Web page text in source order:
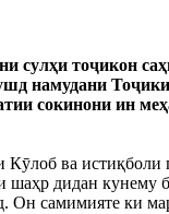
сулҳи тоҷикон
намудани
сокинони ин
ва
шаҳр дидан кунему
Он самимияте ки